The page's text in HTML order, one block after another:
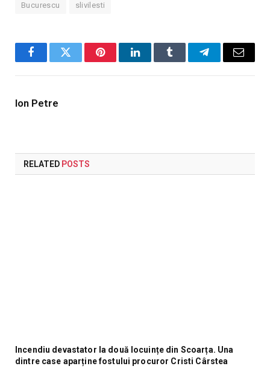
Bucurescu slivilesti
FacebookTwitter PinterestLinkedInTumblr TelegramEmail
Ion Petre
RELATED POSTS
Incendiu devastator la două locuințe din Scoarța. Una
dintre case aparține fostului procuror Cristi Cârstea